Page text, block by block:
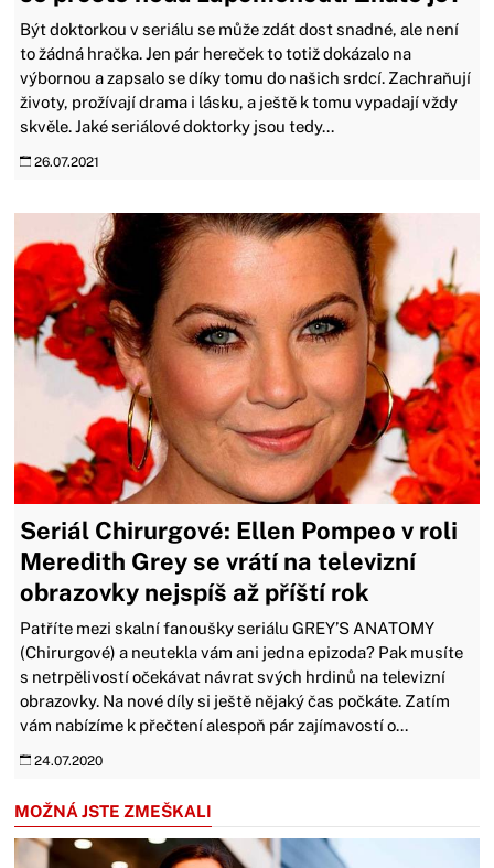
Být doktorkou v seriálu se může zdát dost snadné, ale není
to žádná hračka. Jen pár hereček to totiž dokázalo na
výbornou a zapsalo se díky tomu do našich srdcí. Zachraňují
životy, prožívají drama i lásku, a ještě k tomu vypadají vždy
skvěle. Jaké seriálové doktorky jsou tedy...
26.07.2021
Seriál Chirurgové: Ellen Pompeo v roli
Meredith Grey se vrátí na televizní
obrazovky nejspíš až příští rok
Patříte mezi skalní fanoušky seriálu GREY’S ANATOMY
(Chirurgové) a neutekla vám ani jedna epizoda? Pak musíte
s netrpělivostí očekávat návrat svých hrdinů na televizní
obrazovky. Na nové díly si ještě nějaký čas počkáte. Zatím
vám nabízíme k přečtení alespoň pár zajímavostí o...
24.07.2020
MOŽNÁ JSTE ZMEŠKALI